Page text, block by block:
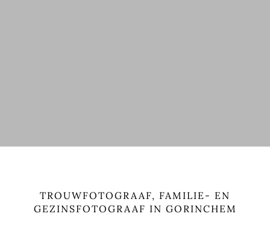
TROUWFOTOGRAAF, FAMILIE- EN
GEZINSFOTOGRAAF IN GORINCHEM